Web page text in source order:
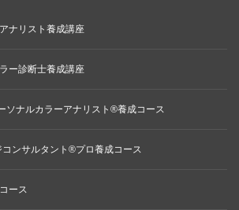
ナリスト養成講座
ー診断士養成講座
ソナルカラーアナリスト®養成コース
ンサルタント®プロ養成コース
ース